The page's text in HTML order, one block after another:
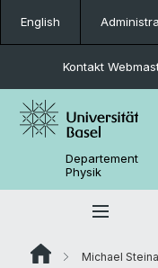
English
Kontakt
Departement
Physik
Michael